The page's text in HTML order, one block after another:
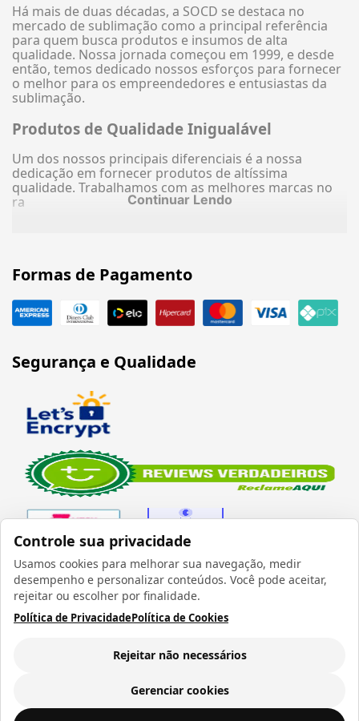
Controle sua privacidade
Usamos cookies para melhorar sua navegação, medir
desempenho e personalizar conteúdos. Você pode aceitar,
rejeitar ou escolher por finalidade.
Política de PrivacidadePolítica de Cookies
Rejeitar não necessários
Gerenciar cookies
Há mais de duas décadas, a SOCD se destaca no
mercado de sublimação como a principal referência
para quem busca produtos e insumos de alta
qualidade. Nossa jornada começou em 1999, e desde
então, temos dedicado nossos esforços para fornecer
o melhor para os empreendedores e entusiastas da
sublimação.
Produtos de Qualidade Inigualável
Um dos nossos principais diferenciais é a nossa
dedicação em fornecer produtos de altíssima
qualidade. Trabalhamos com as melhores marcas no
ra
Continuar Lendo
Formas de Pagamento
Segurança e Qualidade
Verificada por
COMÉRCIO LTDA EPP | CNPJ: 07.686.203/0001-22